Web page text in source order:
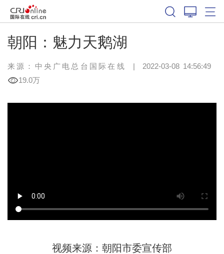
朝阳：魅力天鹅湖
来源：中央广电总台国际在线 | 2022-03-08 14:56:49
19.0万
视频来源：朝阳市委宣传部